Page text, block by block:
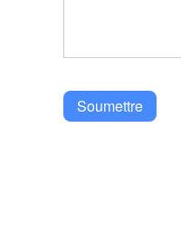
Soumettre